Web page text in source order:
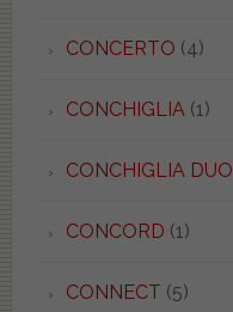
CONCERTO (4)
CONCHIGLIA (1)
CONCHIGLIA DUO
CONCORD (1)
CONNECT (5)